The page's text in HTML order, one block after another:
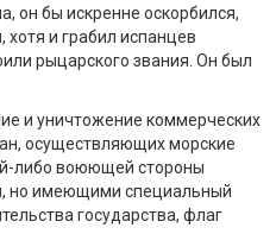
он бы искренне оскорбился,
хотя и грабил испанцев
рыцарского звания. Он был
и уничтожение коммерческих
осуществляющих морские
либо воюющей стороны
но имеющими специальный
государства, флаг